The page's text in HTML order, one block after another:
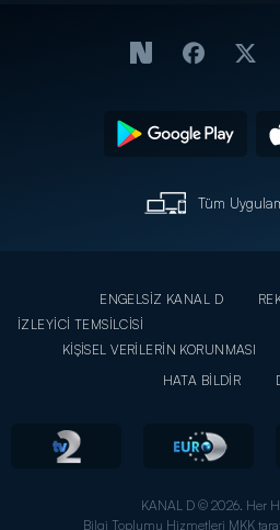
Tüm
ENGELSİZ KANAL D
İZLEYİCİ TEMSİLCİSİ
KİŞİSEL VERİLERİN KORUNMASI
HATA BİLDİR
KANAL D © 2026. Her
Bilgi Toplumu Hizmetleri MKK